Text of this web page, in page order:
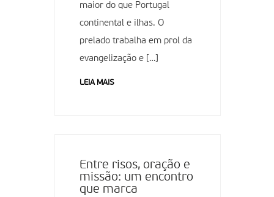
maior do que Portugal
continental e ilhas. O
prelado trabalha em prol da
evangelização e […]
LEIA MAIS
Entre risos, oração e
missão: um encontro
que marca